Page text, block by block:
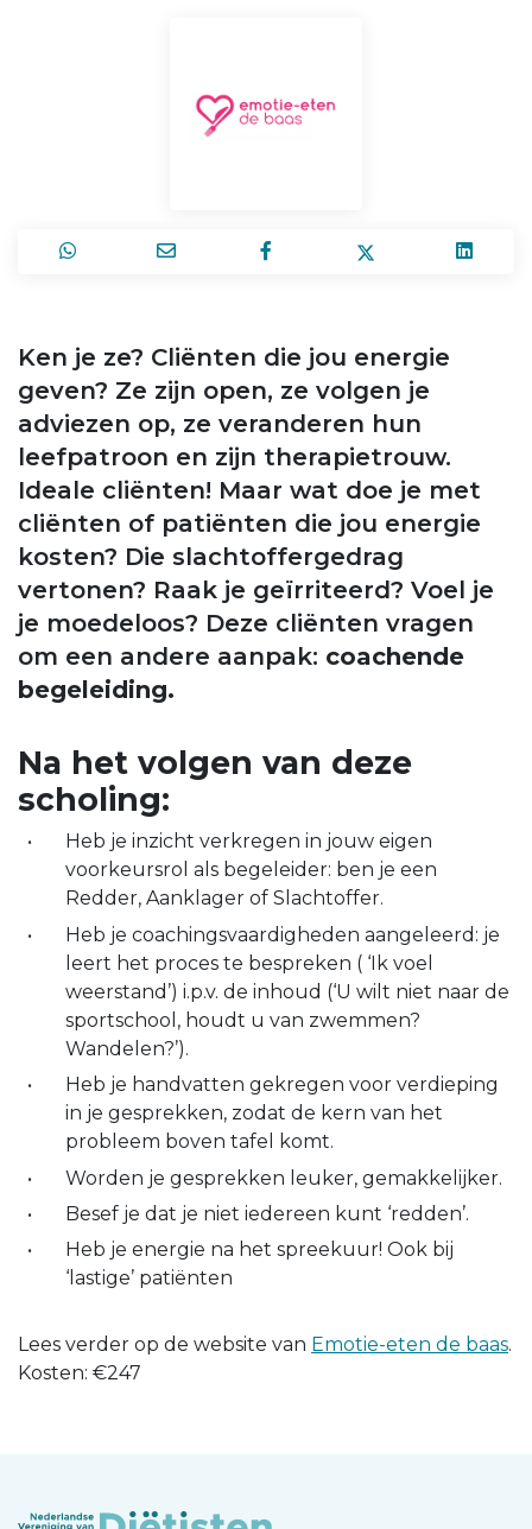
Ken je ze? Cliënten die jou energie
geven? Ze zijn open, ze volgen je
adviezen op, ze veranderen hun
leefpatroon en zijn therapietrouw.
Ideale cliënten! Maar wat doe je met
cliënten of patiënten die jou energie
kosten? Die slachtoffergedrag
vertonen? Raak je geïrriteerd? Voel je
je moedeloos? Deze cliënten vragen
om een andere aanpak: coachende
begeleiding.
Na het volgen van deze
scholing:
Heb je inzicht verkregen in jouw eigen
voorkeursrol als begeleider: ben je een
Redder, Aanklager of Slachtoffer.
Heb je coachingsvaardigheden aangeleerd: je
leert het proces te bespreken ( ‘Ik voel
weerstand’) i.p.v. de inhoud (‘U wilt niet naar de
sportschool, houdt u van zwemmen?
Wandelen?’).
Heb je handvatten gekregen voor verdieping
in je gesprekken, zodat de kern van het
probleem boven tafel komt.
Worden je gesprekken leuker, gemakkelijker.
Besef je dat je niet iedereen kunt ‘redden’.
Heb je energie na het spreekuur! Ook bij
‘lastige’ patiënten
Lees verder op de website van Emotie-eten de baas.
Kosten: €247